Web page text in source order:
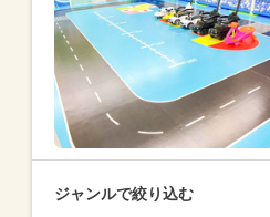
ジャンルで絞り込む